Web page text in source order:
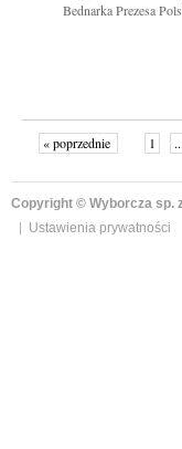
Bednarka Prezesa
« poprzednie 1 ...
Copyright © Wyborcza sp.
Ustawienia prywatności